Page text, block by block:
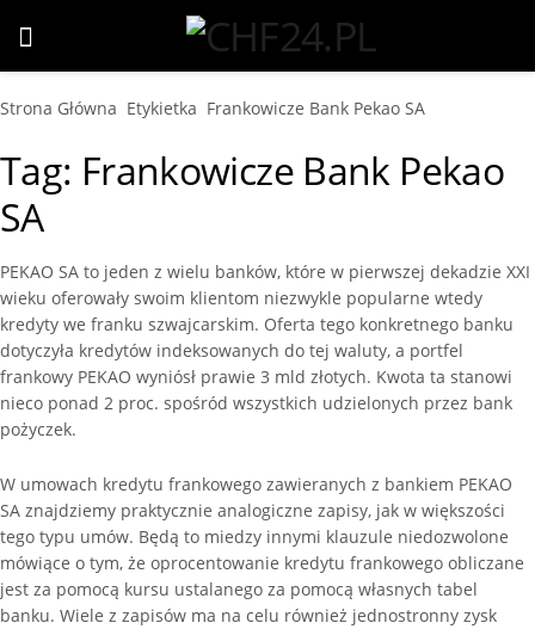
Strona Główna Etykietka Frankowicze Bank Pekao SA
Tag: Frankowicze Bank Pekao
SA
PEKAO SA to jeden z wielu banków, które w pierwszej dekadzie XXI
wieku oferowały swoim klientom niezwykle popularne wtedy
kredyty we franku szwajcarskim. Oferta tego konkretnego banku
dotyczyła kredytów indeksowanych do tej waluty, a portfel
frankowy PEKAO wyniósł prawie 3 mld złotych. Kwota ta stanowi
nieco ponad 2 proc. spośród wszystkich udzielonych przez bank
pożyczek.
W umowach kredytu frankowego zawieranych z bankiem PEKAO
SA znajdziemy praktycznie analogiczne zapisy, jak w większości
tego typu umów. Będą to miedzy innymi klauzule niedozwolone
mówiące o tym, że oprocentowanie kredytu frankowego obliczane
jest za pomocą kursu ustalanego za pomocą własnych tabel
banku. Wiele z zapisów ma na celu również jednostronny zysk